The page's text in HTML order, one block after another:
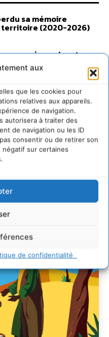
aux
que les cookies pour
relatives aux appareils.
de navigation.
autorisera à traiter des
de navigation ou les ID
consentir ou de retirer son
sur certaines
de confidentialité
sa mémoire
(2020-2026)
espèces vivantes
de Zoepolis
freins au
dans nos
lucidité transforme
et durables,